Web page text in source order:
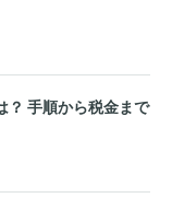
？ 手順から税金まで